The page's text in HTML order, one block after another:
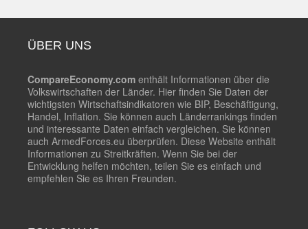
ÜBER UNS
CompareEconomy.com enthält Informationen über die
Volkswirtschaften der Länder. Hier finden Sie Daten der
wichtigsten Wirtschaftsindikatoren wie BIP, Beschäftigung,
Handel, Inflation. Sie können auch Länderrankings finden
und interessante Daten einfach vergleichen. Sie können
auch ArmedForces.eu überprüfen. Diese Website enthält
Informationen zu Streitkräften. Wenn Sie bei der
Entwicklung helfen möchten, teilen Sie es einfach und
empfehlen Sie es Ihren Freunden.